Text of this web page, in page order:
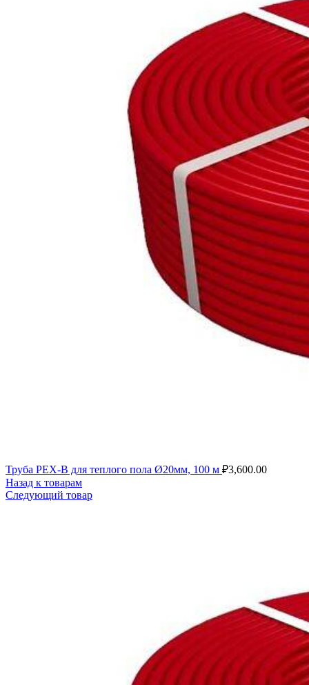
Труба PEX-B для теплого пола Ø20мм, 100 м ₽3,600.00
Назад к товарам
Следующий товар